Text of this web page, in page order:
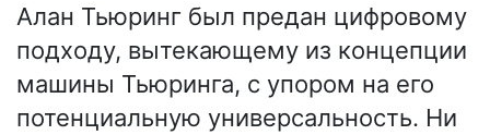
Алан Тьюринг был предан цифровому
подходу, вытекающему из концепции
машины Тьюринга, с упором на его
потенциальную универсальность. Ни